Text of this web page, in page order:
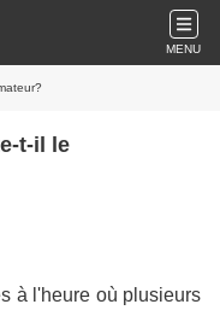
MENU
t-il le
à l'heure où plusieurs